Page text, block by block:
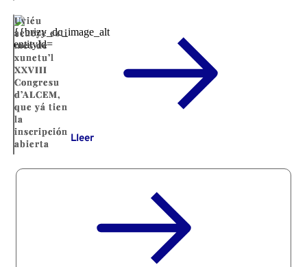
Uviéu
acueye esti
mes de
xunetu’l
XXVIII
Congresu
d’ALCEM,
que yá tien
la
inscripción
abierta
Lleer